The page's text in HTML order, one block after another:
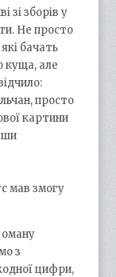
зі зборів у
Не просто
бачать
куща, але
просто
картини
мав змогу
оману
з
цифри,